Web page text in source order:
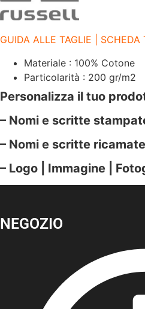
NAV
quantità
GUIDA ALLE TAGLIE | SCHEDA
Materiale : 100% Cotone
Particolarità : 200 gr/m2
Personalizza il tuo
– Nomi e scritte
– Nomi e scritte ricamate
– Logo | Immagine |
NEGOZIO